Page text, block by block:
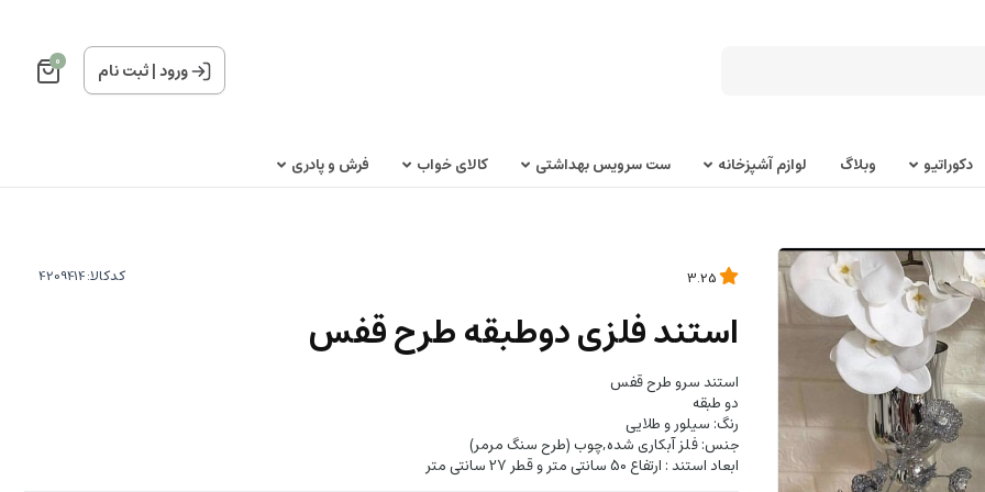
ورود|ثبت نام 0
دکوراتیو وبلاگ لوازم آشپزخانه ست سرویس بهداشتی کالای خواب فرش و پادری
کدکالا:
استند فلزی دوطبقه طرح قفس
استند سرو طرح قفس
دو طبقه
رنگ: سیلور و طلایی
جنس: فلز آبکاری شده,چوب (طرح سنگ مرمر)
ابعاد استند : ارتفاع 50 سانتی متر و قطر 27 سانتی متر